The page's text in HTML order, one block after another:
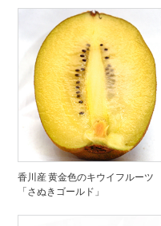
香川産 黄金色のキウイフルーツ
「さぬきゴールド」